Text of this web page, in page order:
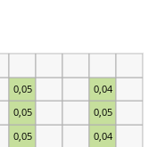
0,05 0,04
0,05 0,05
0,05 0,04